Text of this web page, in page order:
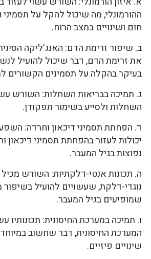
ההורמונלי, מה שיכול להקל על תסמיני
חום ושינויים במצב הרוח.
ב. שיפור זרימת הדם: האנג'ליקה
את זרימת הדם, דבר שיכול להועיל
בעיקר בהקלה על תסמינים הקשורים
ג. תמיכה בבריאות השחלות: השורש
השחלות ולסייע בשימור תפקודן.
ד. הפחתת תסמיני דיכאון וחרדה:
יכולות לעזור בהפחתת תסמיני דיכאון
נפוצות בגיל המעבר.
ה. תכונות אנטי-דלקתיות: השורש
נוגדי-דלקת, שעשויים להועיל
שמופיעים בגיל המעבר.
ו. תמיכה במערכת החיסונית: תכונותיו
המערכת החיסונית, דבר שחשוב
שינויים פיזיים.